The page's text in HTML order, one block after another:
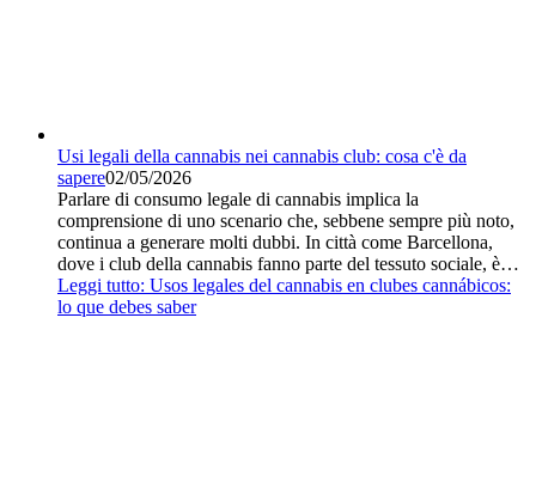
Usi legali della cannabis nei cannabis club: cosa c'è da
sapere02/05/2026
Parlare di consumo legale di cannabis implica la
comprensione di uno scenario che, sebbene sempre più noto,
continua a generare molti dubbi. In città come Barcellona,
dove i club della cannabis fanno parte del tessuto sociale, è…
Leggi tutto: Usos legales del cannabis en clubes cannábicos:
lo que debes saber